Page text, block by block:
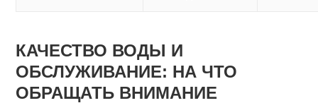
КАЧЕСТВО ВОДЫ И
ОБСЛУЖИВАНИЕ: НА ЧТО
ОБРАЩАТЬ ВНИМАНИЕ